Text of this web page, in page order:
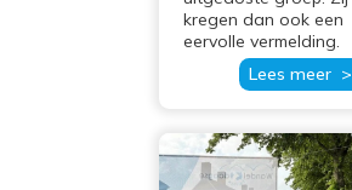
kregen dan ook een
eervolle vermelding.
Lees meer >